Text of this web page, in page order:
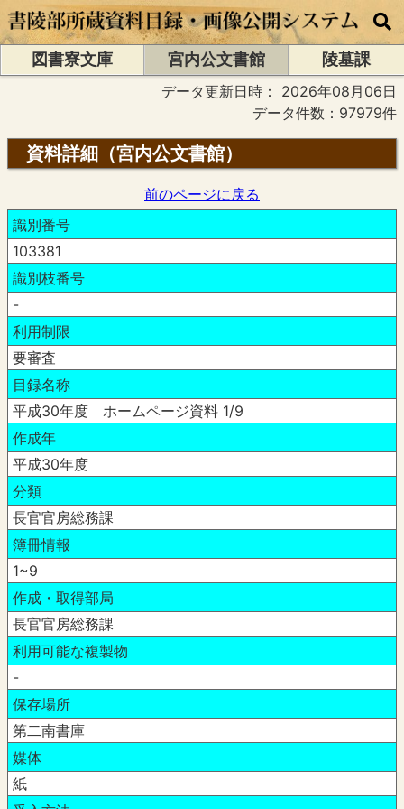
図書寮文庫 宮内公文書館
陵墓課
データ更新日時： 2026年08月06日
データ件数：97979件
資料詳細（宮内公文書館）
前のページに戻る
識別番号
103381
識別枝番号
-
利用制限
要審査
目録名称
平成30年度 ホームページ資料 1/9
作成年
平成30年度
分類
長官官房総務課
簿冊情報
1~9
作成・取得部局
長官官房総務課
利用可能な複製物
-
保存場所
第二南書庫
媒体
紙